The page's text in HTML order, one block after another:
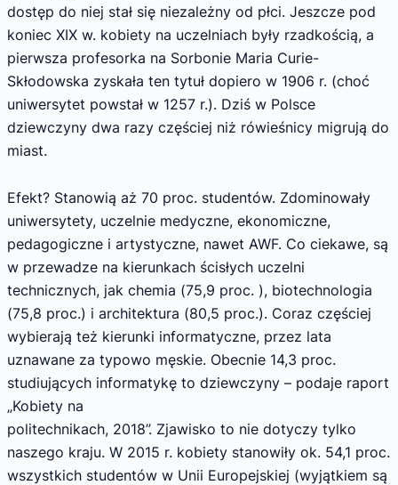
dostęp do niej stał się niezależny od płci. Jeszcze pod
koniec XIX w. kobiety na uczelniach były rzadkością, a
pierwsza profesorka na Sorbonie Maria Curie-
Skłodowska zyskała ten tytuł dopiero w 1906 r. (choć
uniwersytet powstał w 1257 r.). Dziś w Polsce
dziewczyny dwa razy częściej niż rówieśnicy migrują do
miast.
Efekt? Stanowią aż 70 proc. studentów. Zdominowały
uniwersytety, uczelnie medyczne, ekonomiczne,
pedagogiczne i artystyczne, nawet AWF. Co ciekawe, są
w przewadze na kierunkach ścisłych uczelni
technicznych, jak chemia (75,9 proc. ), biotechnologia
(75,8 proc.) i architektura (80,5 proc.). Coraz częściej
wybierają też kierunki informatyczne, przez lata
uznawane za typowo męskie. Obecnie 14,3 proc.
studiujących informatykę to dziewczyny – podaje raport
„Kobiety na
politechnikach, 2018”. Zjawisko to nie dotyczy tylko
naszego kraju. W 2015 r. kobiety stanowiły ok. 54,1 proc.
wszystkich studentów w Unii Europejskiej (wyjątkiem są